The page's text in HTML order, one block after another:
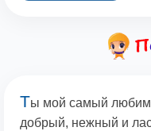
Ты мой самый
добрый, нежный и